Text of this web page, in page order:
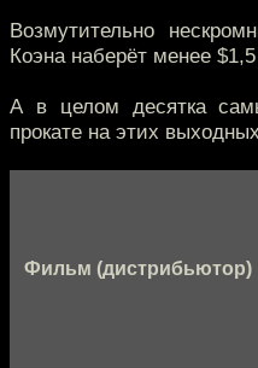
Возмутительно
Коэна наберёт менее
А в целом десятка
прокате на этих
Фильм (дистрибьютор)